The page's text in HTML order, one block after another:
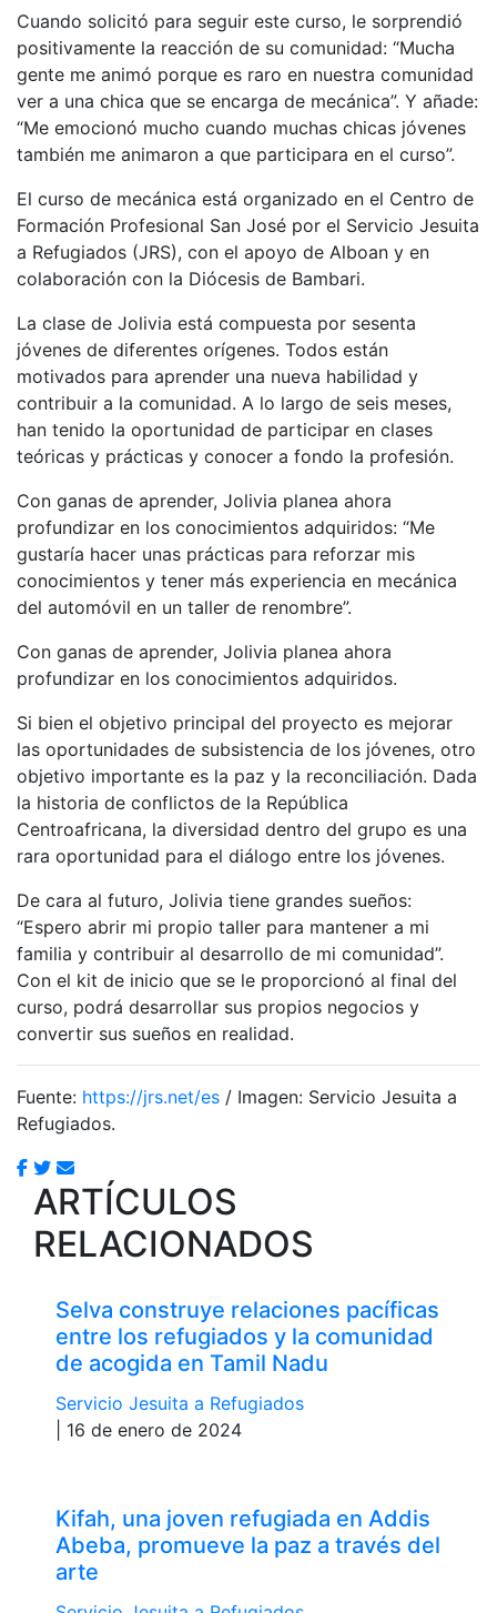
Cuando solicitó para seguir este curso, le sorprendió
positivamente la reacción de su comunidad: “Mucha
gente me animó porque es raro en nuestra comunidad
ver a una chica que se encarga de mecánica”. Y añade:
“Me emocionó mucho cuando muchas chicas jóvenes
también me animaron a que participara en el curso”.
El curso de mecánica está organizado en el Centro de
Formación Profesional San José por el Servicio Jesuita
a Refugiados (JRS), con el apoyo de Alboan y en
colaboración con la Diócesis de Bambari.
La clase de Jolivia está compuesta por sesenta
jóvenes de diferentes orígenes. Todos están
motivados para aprender una nueva habilidad y
contribuir a la comunidad. A lo largo de seis meses,
han tenido la oportunidad de participar en clases
teóricas y prácticas y conocer a fondo la profesión.
Con ganas de aprender, Jolivia planea ahora
profundizar en los conocimientos adquiridos: “Me
gustaría hacer unas prácticas para reforzar mis
conocimientos y tener más experiencia en mecánica
del automóvil en un taller de renombre”.
Con ganas de aprender, Jolivia planea ahora
profundizar en los conocimientos adquiridos.
Si bien el objetivo principal del proyecto es mejorar
las oportunidades de subsistencia de los jóvenes, otro
objetivo importante es la paz y la reconciliación. Dada
la historia de conflictos de la República
Centroafricana, la diversidad dentro del grupo es una
rara oportunidad para el diálogo entre los jóvenes.
De cara al futuro, Jolivia tiene grandes sueños:
“Espero abrir mi propio taller para mantener a mi
familia y contribuir al desarrollo de mi comunidad”.
Con el kit de inicio que se le proporcionó al final del
curso, podrá desarrollar sus propios negocios y
convertir sus sueños en realidad.
Fuente: https://jrs.net/es / Imagen: Servicio Jesuita a
Refugiados.
ARTÍCULOS
RELACIONADOS
Selva construye relaciones pacíficas
entre los refugiados y la comunidad
de acogida en Tamil Nadu
Servicio Jesuita a Refugiados
| 16 de enero de 2024
Kifah, una joven refugiada en Addis
Abeba, promueve la paz a través del
arte